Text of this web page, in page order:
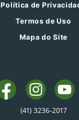
Política de
Termos de Uso
Mapa do Site
(41) 3236-2017